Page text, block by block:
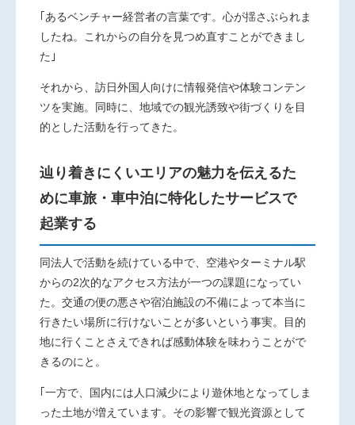
｢あるベンチャー経営者の言葉です。心が揺さぶられま
したね。これからの自分を見つめ直すことができまし
た｣
それから、訪日外国人向けに情報発信や体験コンテン
ツを実施。同時に、地域での観光誘致や街づくりを目
的とした活動を行ってきた。
辿り着きにくいエリアの魅力を伝えるた
めに車旅・車中泊に特化したサービスで
起業する
同法人で活動を続けている中で、空港やターミナル駅
からの2次的なアクセス方法が一つの課題になってい
た。交通の便の悪さや宿泊施設の不備によって本当に
行きたい場所に行けないことが多いという事実。目的
地に行くことさえできれば感動体験を味わうことがで
きるのにと。
｢一方で、国内には人口減少により遊休地となってしま
った土地が増えています。その影響で観光資源として